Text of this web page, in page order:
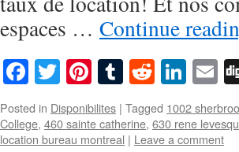
espaces … Continue
Facebook
TwitterPinterest
Tumblr
Reddit
Posted in Disponibilites | Tagged 1002
College, 460 sainte catherine, 630 rene
location bureau montreal | Leave a comment